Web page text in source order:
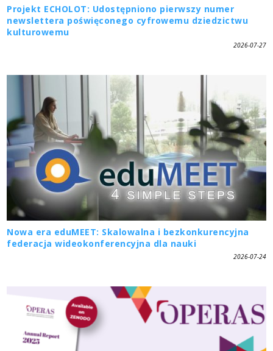
Projekt ECHOLOT: Udostępniono pierwszy numer
newslettera poświęconego cyfrowemu dziedzictwu
kulturowemu
2026-07-27
Nowa era eduMEET: Skalowalna i bezkonkurencyjna
federacja wideokonferencyjna dla nauki
2026-07-24